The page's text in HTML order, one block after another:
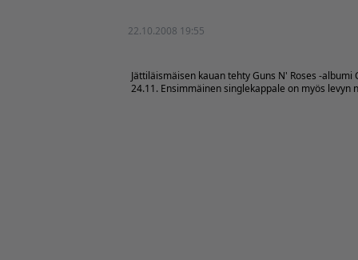
22.10.2008 19:55
Jättiläismäisen kauan tehty Guns N' Roses -
24.11. Ensimmäinen singlekappale on myös